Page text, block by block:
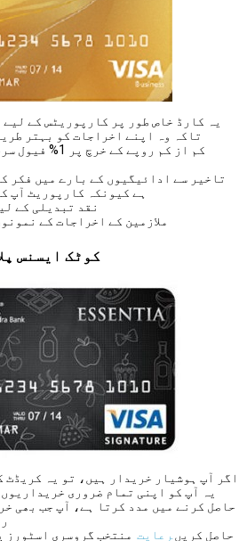
یہ کارڈ خاص طور پر کارپوریٹس کے
تاکہ وہ اپنے اخراجات کو بہتر
کم از کم روپے کے
تاخیر سے ادائیگیوں کے بارے میں فکر
ہے کیونکہ کارپوریٹ آپ
نقد تبدیلی کے
ملازمین کے اخراجات کے
2. کوٹک ایسنس
اگر آپ ہوشیار خریدار ہیں، تو یہ کریڈٹ
یہ آپ کو اپنی تمام ضروری
حاصل کرنے میں مدد کرتا ہے، آپ جب بھی
10% حاصل کریں رعایت منتخب گروسری اسٹورز